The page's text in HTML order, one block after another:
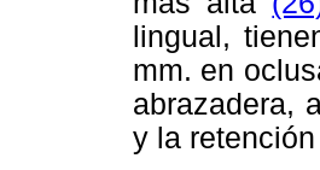
lingual,
mm. en
abrazadera,
y la